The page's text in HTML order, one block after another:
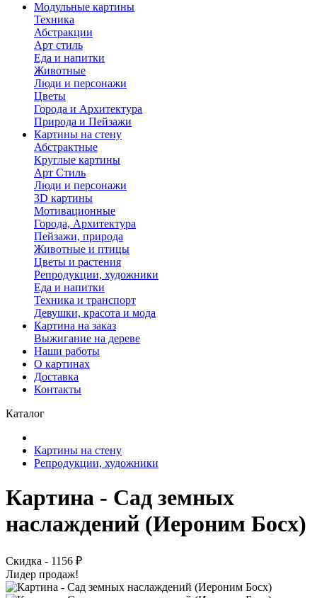
Модульные картины
Техника
Абстракции
Арт стиль
Еда и напитки
Животные
Люди и персонажи
Цветы
Города и Архитектура
Природа и Пейзажи
Картины на стену
Абстрактные
Круглые картины
Арт Стиль
Люди и персонажи
3D картины
Мотивационные
Города, Архитектура
Пейзажи, природа
Животные и птицы
Цветы и растения
Репродукции, художники
Еда и напитки
Техника и транспорт
Девушки, красота и мода
Картина на заказ
Выжигание на дереве
Наши работы
О картинах
Доставка
Контакты
Каталог
Картины на стену
Репродукции, художники
Картина - Сад земных
наслаждений (Иероним Босх)
Скидка - 1156 ₽
Лидер продаж!